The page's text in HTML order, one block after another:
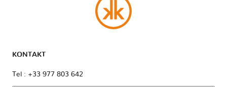
KONTAKT
Tel : +33 977 803 642